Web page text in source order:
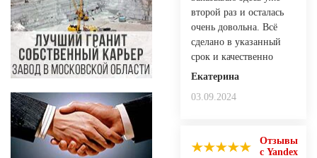
второй раз и осталась
очень довольна. Всё
сделано в указанный
срок и качественно
Екатерина
03.09.2024
Отзывы
с Yandex